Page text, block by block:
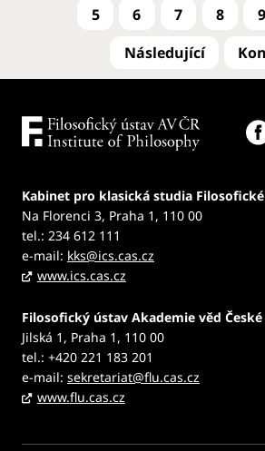
5
6 7 8 9
Kabinet pro klasická studia
Na Florenci 3, Praha 1, 110 00
tel.: 234 612 111
e-mail: kks@ics.cas.cz
www.ics.cas.cz
Filosofický ústav Akademie věd
Jilská 1, Praha 1, 110 00
tel.: +420 221 183 201
e-mail: sekretariat@flu.cas.cz
www.flu.cas.cz